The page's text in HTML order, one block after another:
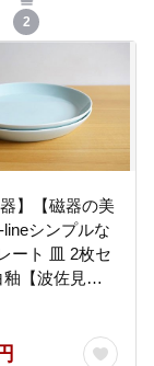
2
器】【磁器の美
lineシンプルな
ート 皿 2枚セ
釉【波佐見